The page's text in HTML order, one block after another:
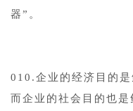
器”。
010.企业的经济目的是
而企业的社会目的也是